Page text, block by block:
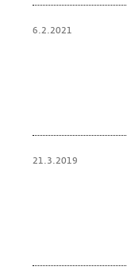
6.2.2021
21.3.2019